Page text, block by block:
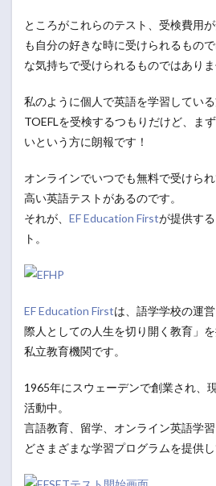
ところがこれらのテスト、受検費用
も自分の好きな時に受けられるもの
な気持ちで受けられるものではありま
私のように個人で英語を学習してい
TOEFLを受検するつもりだけど、ま
いという方に朗報です！
オンラインでいつでも無料で受けら
高い英語テストがあるのです。
それが、 EF Education Firstが提供す
ト。
EF Education Firstは、語学学校の運
際人としての人生を切り開く教育」
私立教育機関です。
1965年にスウェーデンで創業され、
活動中。
言語教育、留学、オンライン英語学
どさまざまな学習プログラムを提供し